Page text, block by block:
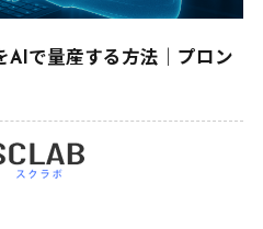
AIで量産する方法｜プロン